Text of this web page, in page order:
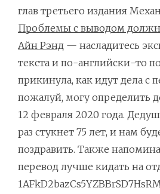
глав третьего издания
Проблемы с выводом
Айн Рэнд — насладитесь
текста и по-английски-то
прикинула, как идут дела с
пожалуй, могу определить
12 февраля 2020 года.
раз стукнет 75 лет, и нам
поздравить. Также
перевод лучше кидать на